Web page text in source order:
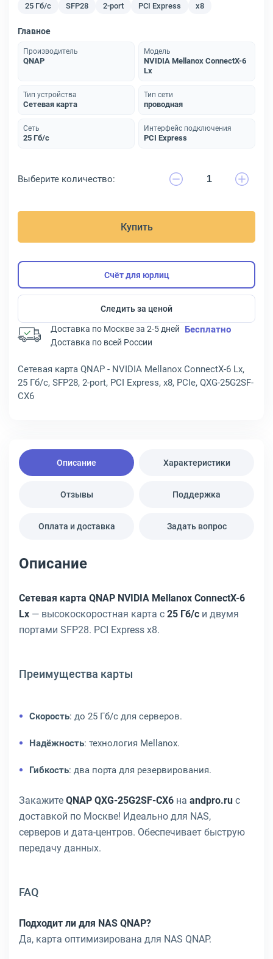
25 Гб/с SFP28 2-port PCI Express x8
Главное
Производитель
QNAP
Модель
NVIDIA Mellanox ConnectX-6
Lx
Тип устройства
Сетевая карта
Тип сети
проводная
Сеть
25 Гб/с
Интерфейс подключения
PCI Express
Выберите количество:
Купить
Счёт для юрлиц
Следить за ценой
Доставка по Москве за 2-5 дней Бесплатно
Доставка по всей России
Сетевая карта QNAP - NVIDIA Mellanox ConnectX-6 Lx,
25 Гб/с, SFP28, 2-port, PCI Express, x8, PCIe, QXG-25G2SF-
CX6
Описание Характеристики
Отзывы Поддержка
Оплата и доставка Задать вопрос
Описание
Сетевая карта QNAP NVIDIA Mellanox ConnectX-6
Lx — высокоскоростная карта с 25 Гб/с и двумя
портами SFP28. PCI Express x8.
Преимущества карты
Скорость: до 25 Гб/с для серверов.
Надёжность: технология Mellanox.
Гибкость: два порта для резервирования.
Закажите QNAP QXG-25G2SF-CX6 на andpro.ru с
доставкой по Москве! Идеально для NAS,
серверов и дата-центров. Обеспечивает быструю
передачу данных.
FAQ
Подходит ли для NAS QNAP?
Да, карта оптимизирована для NAS QNAP.